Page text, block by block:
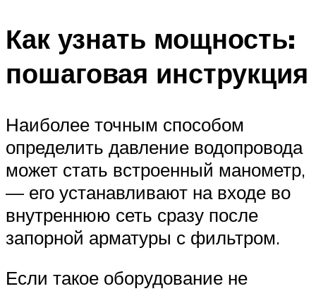
Как узнать мощность:
пошаговая инструкция
Наиболее точным способом
определить давление водопровода
может стать встроенный манометр,
— его устанавливают на входе во
внутреннюю сеть сразу после
запорной арматуры с фильтром.
Если такое оборудование не